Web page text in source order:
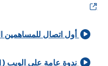
أول اتصال للمساهمين